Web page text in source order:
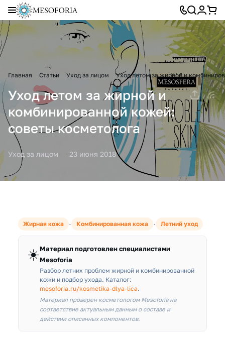
Главная Статьи Уход за лицом Уход летом за жирной и
Уход летом за жирной и
комбинированной кожей:
советы косметолога
Уход за лицом 23 июня 2018
Жирная кожа · Комбинированная кожа · Летний уход
☀️Материал подготовлен специалистами
Mesoforia
Разбор летних проблем жирной и комбинированной
кожи и подбор ухода. Каталог:
mesoforia.ru/kosmetika-dlya-lica.
Материал проверен косметологом Mesoforia на
соответствие актуальным данным о составе и
действии описанных компонентов.